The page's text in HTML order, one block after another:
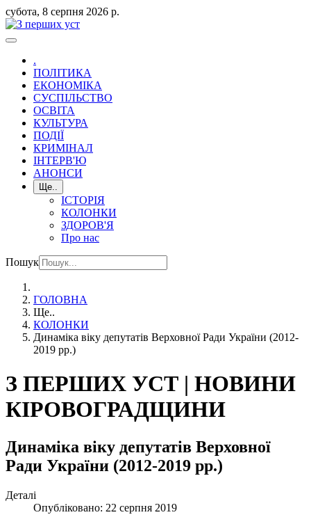
субота, 8 серпня 2026 р.
.
ПОЛІТИКА
ЕКОНОМІКА
СУСПІЛЬСТВО
ОСВІТА
КУЛЬТУРА
ПОДІЇ
КРИМІНАЛ
ІНТЕРВ'Ю
АНОНСИ
Ще..
ІСТОРІЯ
КОЛОНКИ
ЗДОРОВ'Я
Про нас
Пошук
ГОЛОВНА
Ще..
КОЛОНКИ
Динаміка віку депутатів Верховної Ради України (2012-
2019 рр.)
З ПЕРШИХ УСТ | НОВИНИ
КІРОВОГРАДЩИНИ
Динаміка віку депутатів Верховної
Ради України (2012-2019 рр.)
Деталі
Опубліковано: 22 серпня 2019